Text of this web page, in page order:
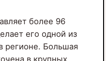
более 96
его одной из
регионе. Большая
в крупных